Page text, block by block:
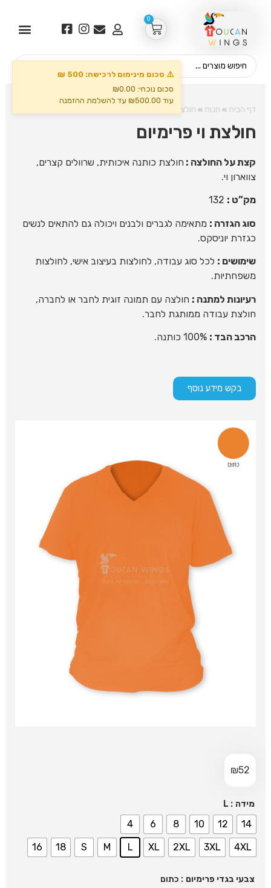
0
דף הבית » חנות » חולצות
חולצת וי פרימיום
קצת על החולצה : חולצת כותנה איכותית, שרוולים קצרים,
צווארון וי.
מק”ט :
סוג הגזרה : מתאימה לגברים ולבנים ויכולה גם להתאים לנשים
כגזרת יוניסקס.
שימושים : לכל סוג עבודה, לחולצות בעיצוב אישי, לחולצות
משפחתיות.
רעיונות למתנה : חולצה עם תמונה זוגית לחבר או לחברה,
חולצת עבודה ממותגת לחבר.
הרכב הבד :
בקש מידע נוסף
₪52
מידה : L
4XL
3XL
2XL
XL
L
M
S
18
16
14
12
10
8
6
4
צבעי בגדי פרימיום : כתום
⚠️ סכום מינימום לרכישה: 500 ₪
סכום נוכחי: ₪0.00
עוד ₪500.00 עד להשלמת ההזמנה